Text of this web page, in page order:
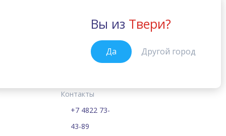
Вы из Твери?
Да Другой город
Цены
Контакты
+7 4822 73-
43-89
Самые